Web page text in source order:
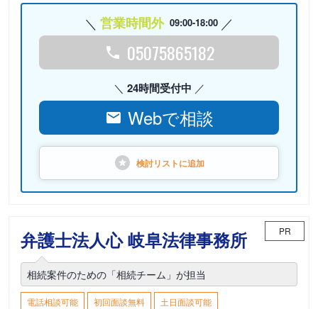
営業時間外 09:00-18:00
05075865182
24時間受付中
Webで相談
検討リストに追加
弁護士法人心 岐阜法律事務所 PR
相続案件のための「相続チーム」が担当
電話相談可能 初回面談無料
土日面談可能